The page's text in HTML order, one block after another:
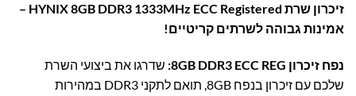
זיכרון שרת HYNIX 8GB DDR3 1333MHz ECC Registered –
אמינות גבוהה לשרתים קריטיים!
נפח זיכרון 8GB DDR3 ECC REG:
שדרגו את ביצועי השרת
שלכם עם זיכרון בנפח 8GB, תואם לתקני DDR3 במהירות